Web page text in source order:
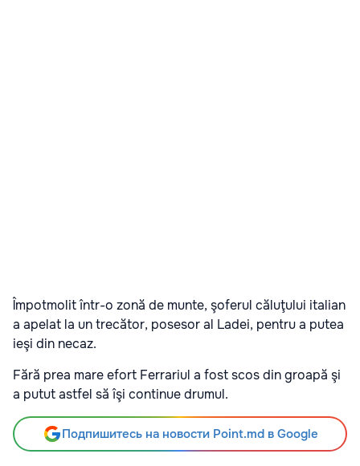
Împotmolit într-o zonă de munte, şoferul căluţului italian
a apelat la un trecător, posesor al Ladei, pentru a putea
ieşi din necaz.
Fără prea mare efort Ferrariul a fost scos din groapă şi
a putut astfel să îşi continue drumul.
Подпишитесь на новости Point.md в Google